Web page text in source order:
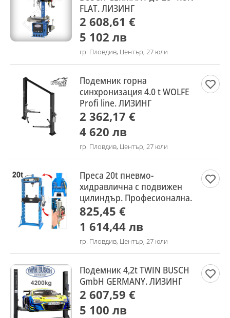
FLAT. ЛИЗИНГ
2 608,61 €
5 102 лв
гр. Пловдив, Център, 27 юли
Подемник горна
синхронизация 4.0 t WOLFE
Profi line. ЛИЗИНГ
2 362,17 €
4 620 лв
гр. Пловдив, Център, 27 юли
Преса 20t пневмо-
хидравлична с подвижен
цилиндър. Професионална.
825,45 €
1 614,44 лв
гр. Пловдив, Център, 27 юли
Подемник 4,2t TWIN BUSCH
GmbH GERMANY. ЛИЗИНГ
2 607,59 €
5 100 лв